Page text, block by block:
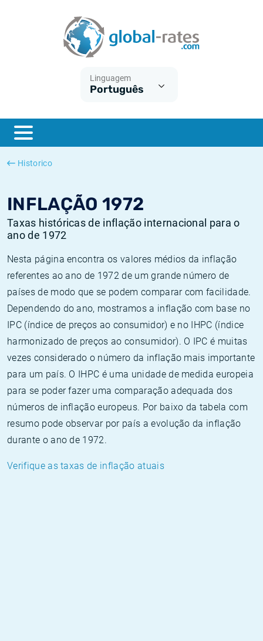
Linguagem
Português
Historico
INFLAÇÃO 1972
Taxas históricas de inflação internacional para o
ano de 1972
Nesta página encontra os valores médios da inflação
referentes ao ano de 1972 de um grande número de
países de modo que se podem comparar com facilidade.
Dependendo do ano, mostramos a inflação com base no
IPC (índice de preços ao consumidor) e no IHPC (índice
harmonizado de preços ao consumidor). O IPC é muitas
vezes considerado o número da inflação mais importante
para um país. O IHPC é uma unidade de medida europeia
para se poder fazer uma comparação adequada dos
números de inflação europeus. Por baixo da tabela com
resumo pode observar por país a evolução da inflação
durante o ano de 1972.
Verifique as taxas de inflação atuais
ESTER
SONIA
O que é a inflação do IPC?
O que é a inflação do IHPC?
Inflação Estados Unidos
Inflação Europa
Taxas Euribor históricas
Taxas ESTER históricas
Taxas SONIA históricas
Taxas TONAR históricas
Calculadora de inflação